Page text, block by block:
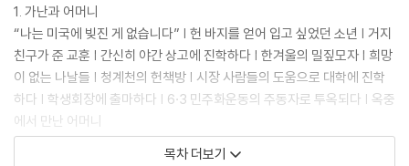
1. 가난과 어머니
“나는 미국에 빚진 게 없습니다” | 헌 바지를 얻어 입고 싶었던 소년 | 거지
친구가 준 교훈 | 간신히 야간 상고에 진학하다 | 한겨울의 밀짚모자 | 희망
이 없는 나날들 | 청계천의 헌책방 | 시장 사람들의 도움으로 대학에 진학
하다 | 학생회장에 출마하다 | 6·3 민주화운동의 주동자로 투옥되다 | 옥중
에서 만난 어머니
목차 더보기